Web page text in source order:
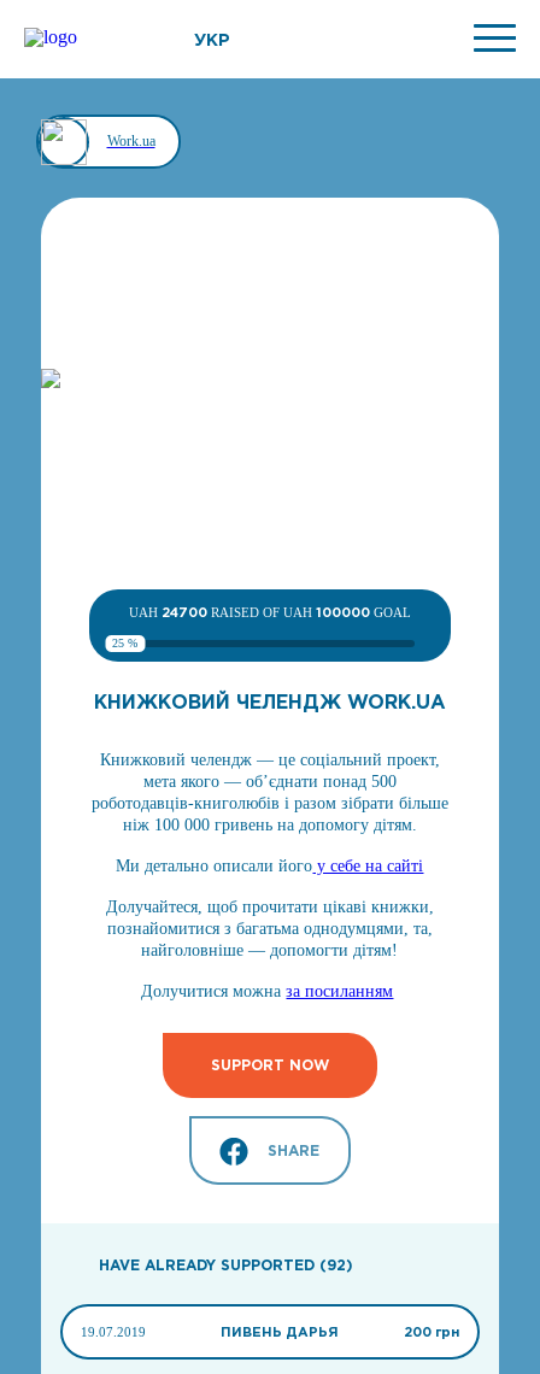
УКР
Work.ua
UAH 24700RAISED OF UAH 100000GOAL
25 %
КНИЖКОВИЙ ЧЕЛЕНДЖ WORK.UA
Книжковий челендж — це соціальний проект,
мета якого — об’єднати понад 500
роботодавців-книголюбів і разом зібрати більше
ніж 100 000 гривень на допомогу дітям.
Ми детально описали його у себе на сайті
Долучайтеся, щоб прочитати цікаві книжки,
познайомитися з багатьма однодумцями, та,
найголовніше — допомогти дітям!
Долучитися можназа посиланням
SUPPORT NOW
SHARE
HAVE ALREADY SUPPORTED (92)
19.07.2019 ПИВЕНЬ ДАРЬЯ 200 грн